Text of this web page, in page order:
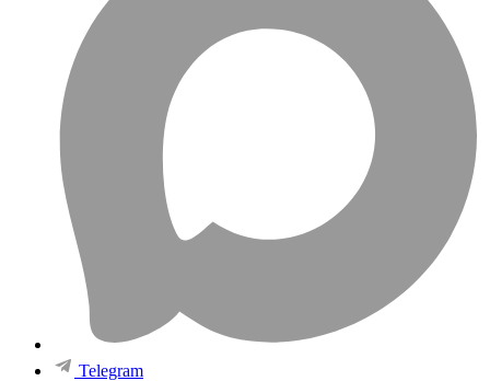
Telegram